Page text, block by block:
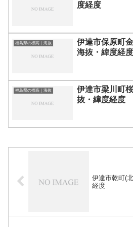
度経度
福島県の標高｜海抜
伊達市保原町
海抜・緯度経度
福島県の標高｜海抜
伊達市梁川町
抜・緯度経度
伊達市乾町(
経度